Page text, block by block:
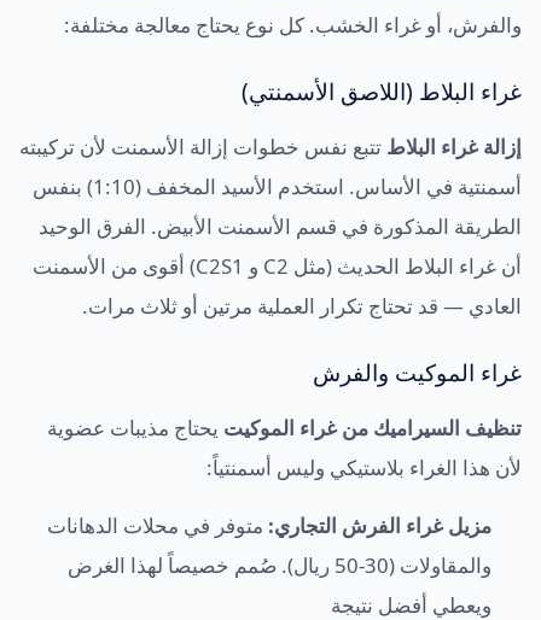
والفرش، أو غراء الخشب. كل نوع يحتاج معالجة مختلفة:
غراء البلاط (اللاصق الأسمنتي)
إزالة غراء البلاط تتبع نفس خطوات إزالة الأسمنت لأن تركيبته
أسمنتية في الأساس. استخدم الأسيد المخفف (1:10) بنفس
الطريقة المذكورة في قسم الأسمنت الأبيض. الفرق الوحيد
أن غراء البلاط الحديث (مثل C2 و C2S1) أقوى من الأسمنت
العادي — قد تحتاج تكرار العملية مرتين أو ثلاث مرات.
غراء الموكيت والفرش
تنظيف السيراميك من غراء الموكيت يحتاج مذيبات عضوية
لأن هذا الغراء بلاستيكي وليس أسمنتياً:
مزيل غراء الفرش التجاري: متوفر في محلات الدهانات
والمقاولات (30-50 ريال). صُمم خصيصاً لهذا الغرض
ويعطي أفضل نتيجة